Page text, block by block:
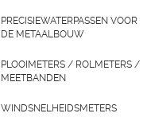
PRECISIEWATERPASSEN VOOR
DE METAALBOUW
PLOOIMETERS / ROLMETERS /
MEETBANDEN
WINDSNELHEIDSMETERS